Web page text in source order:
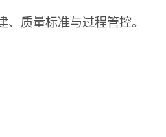
质量标准与过程管控。